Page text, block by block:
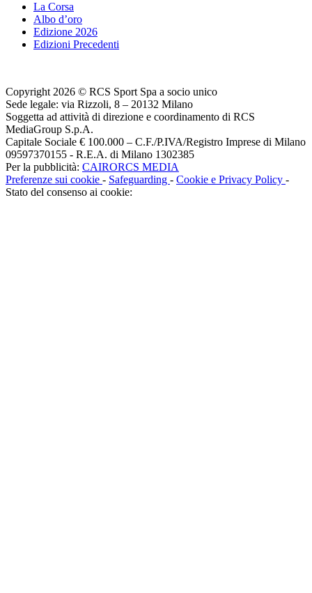
La Corsa
Albo d’oro
Edizione 2026
Edizioni Precedenti
Copyright 2026 © RCS Sport Spa a socio unico
Sede legale: via Rizzoli, 8 – 20132 Milano
Soggetta ad attività di direzione e coordinamento di RCS
MediaGroup S.p.A.
Capitale Sociale € 100.000 – C.F./P.IVA/Registro Imprese di Milano
09597370155 - R.E.A. di Milano 1302385
Per la pubblicità: CAIRORCS MEDIA
Preferenze sui cookie - Safeguarding - Cookie e Privacy Policy -
Stato del consenso ai cookie: